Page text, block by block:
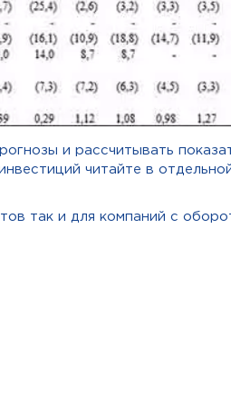
и расcчитывать
читайте в
так и для компаний с